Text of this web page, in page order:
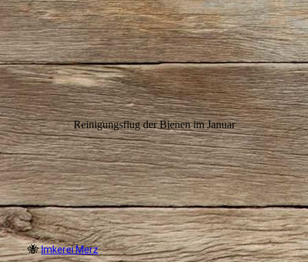
Reinigungsflug der Bienen im Januar
🐝Imkerei Merz